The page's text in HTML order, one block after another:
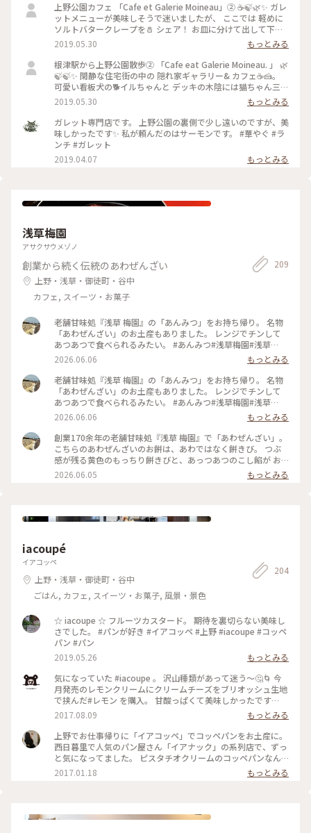
上野公園カフェ 「Cafe et Galerie Moineau」② ☕️🍃🌿✨ ガレ
ットメニューが美味しそうで迷いましたが、 ここでは 軽めに
ソルトバタークレープを🧂 シェア！ お皿に分けて出して下さ
いました。 お庭には季節を感じる植栽がされていました！ 🌿
🌳🌿🌱🍃🌼 #お散歩 #隠れ家カフェ #上野公園カフェ #ガレッ
ト
2019.05.30
もっとみる
根津駅から上野公園散歩② 「Cafe eat Galerie Moineau. 」 🌿
🍃🍃✨ 閑静な住宅街の中の 隠れ家ギャラリー& カフェ☕️🍰。
可愛い看板犬の🐕イルちゃんと デッキの木陰には猫ちゃん三匹
🐈🐈🐈🍃🌿🌿 #お散歩 #上野公園カフェ #根津 #隠れ家カフェ #
看板犬
2019.05.30
もっとみる
ガレット専門店です。 上野公園の裏側で少し遠いのですが、美
味しかったです✨ 私が頼んだのはサーモンです。 #華やぐ #ラ
ンチ #ガレット
2019.04.07
もっとみる
浅草梅園
アサクサウメゾノ
創業から続く伝統のあわぜんざい
上野・浅草・御徒町・谷中
カフェ, スイーツ・お菓子
209
老舗甘味処『浅草 梅園』の「あんみつ」をお持ち帰り。 名物
「あわぜんざい」のお土産もありました。 レンジでチンして
あつあつで食べられるみたい。 #あんみつ#浅草梅園#浅草
#Ayuのおやつ
2026.06.06
もっとみる
老舗甘味処『浅草 梅園』の「あんみつ」をお持ち帰り。 名物
「あわぜんざい」のお土産もありました。 レンジでチンして
あつあつで食べられるみたい。 #あんみつ#浅草梅園#浅草
#Ayuのおやつ
2026.06.06
もっとみる
創業170余年の老舗甘味処『浅草 梅園』で「あわぜんざい」。
こちらのあわぜんざいのお餅は、あわではなく餅きび。 つぶ
感が残る黄色のもっちり餅きびと、あっつあつのこし餡が お
椀におさまる姿が美しい。 箸休めはしその実の塩漬けです。 #
おもちずき#あわぜんざい#浅草梅園#浅草#梅園#浅草で食べた
2026.06.05 もっとみる
iacoupé
イアコッペ
上野・浅草・御徒町・谷中
ごはん, カフェ, スイーツ・お菓子, 風景・景色
204
☆ iacoupe ☆ フルーツカスタード。 期待を裏切らない美味し
さでした。 #パンが好き #イアコッペ #上野 #iacoupe #コッペ
パン #パン
2019.05.26
もっとみる
気になっていた #iacoupe 。 沢山種類があって迷う～🤔🌀 今
月発売のレモンクリームにクリームチーズをブリオッシュ生地
で挟んだ#レモン を購入。 甘酸っぱくて美味しかったです
(๑'ڡ'๑)୨ #上野 #イアコッペ #コッペパン
2017.08.09
もっとみる
上野でお仕事帰りに「イアコッペ」でコッペパンをお土産に。
西日暮里で人気のパン屋さん「イアナック」の系列店で、ずっ
と気になってました。 ピスタチオクリームのコッペパンなん
て、あんまりお目にかかれないので即買いです。 ステーキとか
フルーツとか、種類がたくさん。 お花見の季節に公園で食べ
2017.01.18 もっとみる